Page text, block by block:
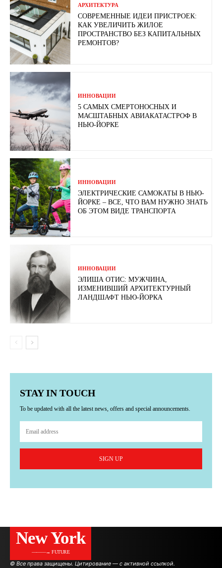
АРХИТЕКТУРА
СОВРЕМЕННЫЕ ИДЕИ ПРИСТРОЕК:
КАК УВЕЛИЧИТЬ ЖИЛОЕ
ПРОСТРАНСТВО БЕЗ КАПИТАЛЬНЫХ
РЕМОНТОВ?
ИННОВАЦИИ
5 САМЫХ СМЕРТОНОСНЫХ И
МАСШТАБНЫХ АВИАКАТАСТРОФ В
НЬЮ-ЙОРКЕ
ИННОВАЦИИ
ЭЛЕКТРИЧЕСКИЕ САМОКАТЫ В НЬЮ-
ЙОРКЕ – ВСЕ, ЧТО ВАМ НУЖНО ЗНАТЬ
ОБ ЭТОМ ВИДЕ ТРАНСПОРТА
ИННОВАЦИИ
ЭЛИША ОТИС: МУЖЧИНА,
ИЗМЕНИВШИЙ АРХИТЕКТУРНЫЙ
ЛАНДШАФТ НЬЮ-ЙОРКА
STAY IN TOUCH
To be updated with all the latest news, offers and special announcements.
SIGN UP
New York
———→ FUTURE
© Все права защищены. Цитирование — с активной ссылкой.